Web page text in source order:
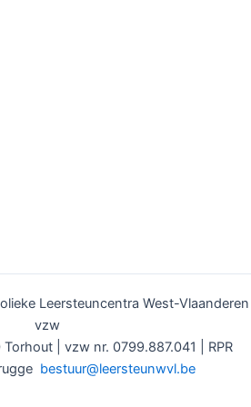
Leersteuncentra West-Vlaanderen
vzw
| vzw nr. 0799.887.041 | RPR
bestuur@leersteunwvl.be